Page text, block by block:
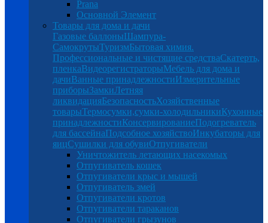
Prana
Основной Элемент
Товары для дома и дачи
Газовые баллоныШампура-
СамокрутыТуризмБытовая химия.
Профессиональные и чистящие средстваСкатерть,
пленкаВидеорегистраторыМебель для дома и
дачиВанные принадлежностиИзмерительные
приборыЗамкиЛетняя
ликвидацияБезопасностьХозяйственные
товарыТермосумки,сумки-холодильникиКухонные
принадлежностиКонсервированиеПодогреватель
для бассейнаПодсобное хозяйствоИнкубаторы для
яицСушилки для обувиОтпугиватели
Уничтожитель летающих насекомых
Отпугиватель кошек
Отпугиватели крыс и мышей
Отпугиватель змей
Отпугиватели кротов
Отпугиватели тараканов
Отпугиватели грызунов